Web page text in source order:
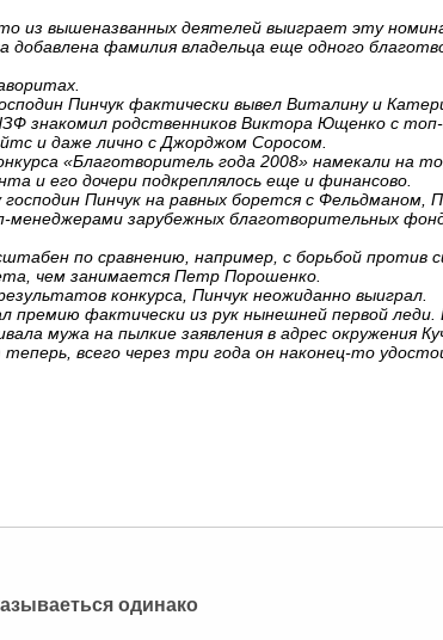
из вышеназванных деятелей выиграет эту
добавлена фамилия владельца еще одного
Пинчук фактически вывел Виталину и
знакомил родственников Виктора Ющенко с
и даже лично с Джорджом Соросом.
«Благотворитель года 2008» намекали на
и его дочери подкреплялось еще и финансово.
Пинчук на равных борется с Фельдманом,
зарубежных благотворительных
по сравнению, например, с борьбой против
чем занимается Петр Порошенко.
конкурса, Пинчук неожиданно выиграл.
премию фактически из рук нынешней первой леди.
мужа на пылкие заявления в адрес окружения
всего через три года он наконец-то
одинако